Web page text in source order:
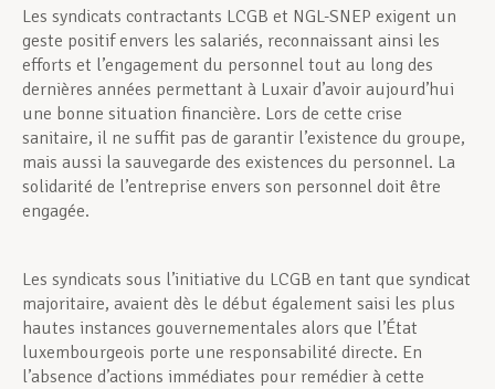
Les syndicats contractants LCGB et NGL-SNEP exigent un
geste positif envers les salariés, reconnaissant ainsi les
efforts et l’engagement du personnel tout au long des
dernières années permettant à Luxair d’avoir aujourd’hui
une bonne situation financière. Lors de cette crise
sanitaire, il ne suffit pas de garantir l’existence du groupe,
mais aussi la sauvegarde des existences du personnel. La
solidarité de l’entreprise envers son personnel doit être
engagée.
Les syndicats sous l’initiative du LCGB en tant que syndicat
majoritaire, avaient dès le début également saisi les plus
hautes instances gouvernementales alors que l’État
luxembourgeois porte une responsabilité directe. En
l’absence d’actions immédiates pour remédier à cette